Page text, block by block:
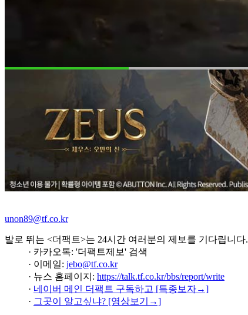
unon89@tf.co.kr
발로 뛰는 <더팩트>는 24시간 여러분의 제보를 기다립니다.
· 카카오톡: '더팩트제보' 검색
· 이메일: jebo@tf.co.kr
· 뉴스 홈페이지: https://talk.tf.co.kr/bbs/report/write
· 네이버 메인 더팩트 구독하고 [특종보자→]
· 그곳이 알고싶냐? [영상보기→]